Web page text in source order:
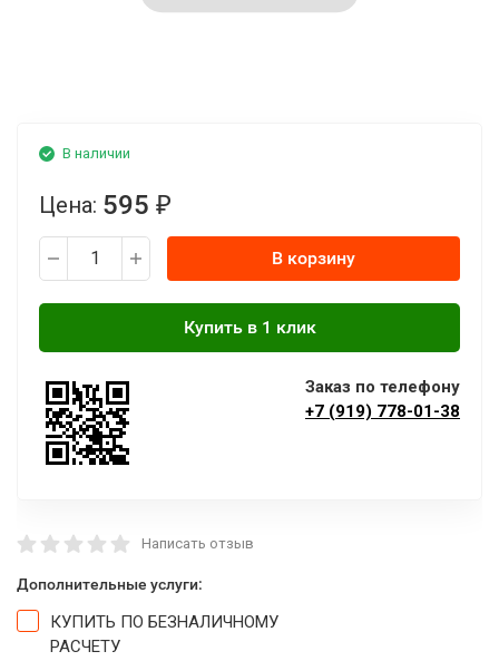
В наличии
Цена: 595 ₽
В корзину
Заказ по телефону
+7 (919) 778-01-38
Написать отзыв
Дополнительные услуги:
КУПИТЬ ПО БЕЗНАЛИЧНОМУ
РАСЧЕТУ